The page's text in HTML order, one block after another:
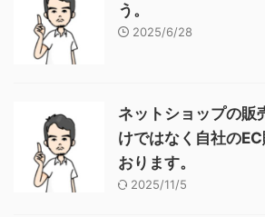
う。
2025/6/28
ネットショップの販
けではなく自社の
おります。
2025/11/5